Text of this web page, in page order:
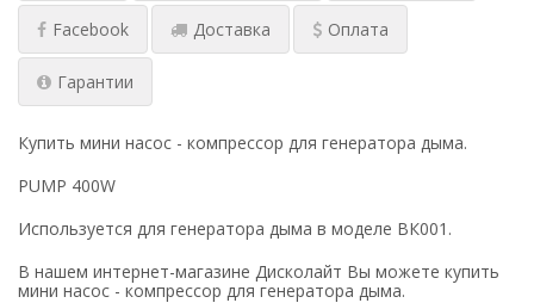
Facebook Доставка Оплата
Гарантии
Купить мини насос - компрессор для генератора дыма.
PUMP 400W
Используется для генератора дыма в моделе ВК001.
В нашем интернет-магазине Дисколайт Вы можете купить
мини насос - компрессор для генератора дыма.